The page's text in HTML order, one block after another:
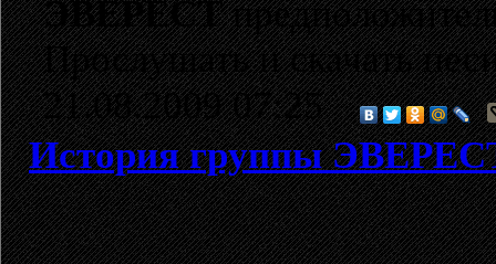
ЭВЕРЕСТ
Прослушать и скачать
21.08.2009 07:25
История группы